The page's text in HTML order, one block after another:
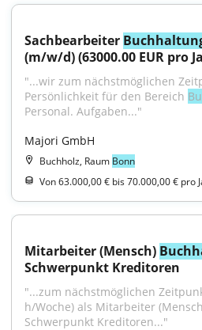
Sachbearbeiter
(m/w/d) (63000.00 EUR pro
"...wir zum nächstmöglichen
Persönlichkeit für den Bereich
Personal. Aufgaben..."
Majori GmbH
Buchholz, Raum Bonn
Von 63.000,00 € bis 70.000,00 € pro
Mitarbeiter (Mensch)
Schwerpunkt Kreditoren
"...zum nächstmöglichen
h/Woche) als Mitarbeiter
Schwerpunkt Kreditoren..."